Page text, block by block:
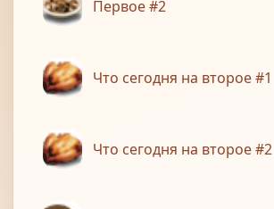
Первое #2
Что сегодня на второе #1
Что сегодня на второе #2